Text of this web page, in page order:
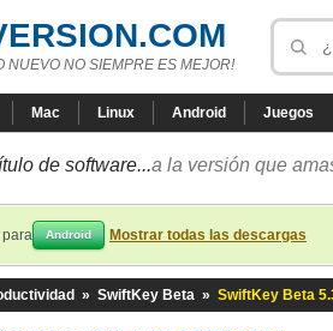
NUEVO NO SIEMPRE ES MEJOR!
Mac Linux Android Juegos
de software...a la versión que
para Android Mostrar todas las descargas
» SwiftKey Beta » SwiftKey Beta